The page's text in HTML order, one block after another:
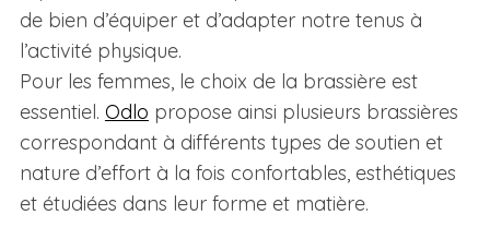
de bien d’équiper et d’adapter notre tenus à
l’activité physique.
Pour les femmes, le choix de la brassière est
essentiel. Odlo propose ainsi plusieurs brassières
correspondant à différents types de soutien et
nature d’effort à la fois confortables, esthétiques
et étudiées dans leur forme et matière.